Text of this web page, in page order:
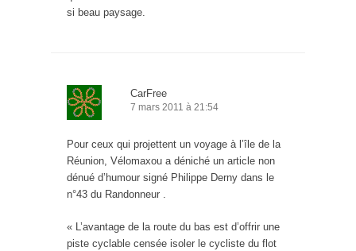
si beau paysage.
CarFree
7 mars 2011 à 21:54
Pour ceux qui projettent un voyage à l’île de la
Réunion, Vélomaxou a déniché un article non
dénué d’humour signé Philippe Derny dans le
n°43 du Randonneur .
« L’avantage de la route du bas est d’offrir une
piste cyclable censée isoler le cycliste du flot